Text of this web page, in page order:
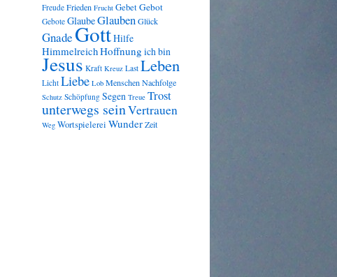
Freude Frieden Frucht GebetGebot
Gebote GlaubeGlaubenGlück
GnadeGottHilfe
HimmelreichHoffnung ich bin
Jesus Kraft Kreuz Last Leben
Licht Liebe Lob MenschenNachfolge
Schutz Schöpfung Segen Treue Trost
unterwegs seinVertrauen
Weg Wortspielerei WunderZeit